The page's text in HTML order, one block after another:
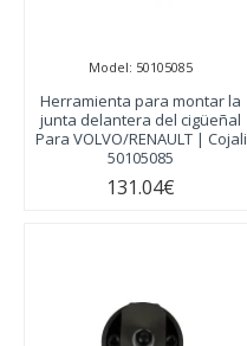
Model: 50105085
Herramienta para montar la
junta delantera del cigüeñal
Para VOLVO/RENAULT | Cojali
50105085
131.04€